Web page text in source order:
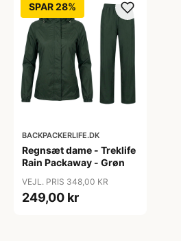
SPAR 28%
BACKPACKERLIFE.DK
Regnsæt dame - Treklife
Rain Packaway - Grøn
VEJL. PRIS 348,00 KR
249,00 kr